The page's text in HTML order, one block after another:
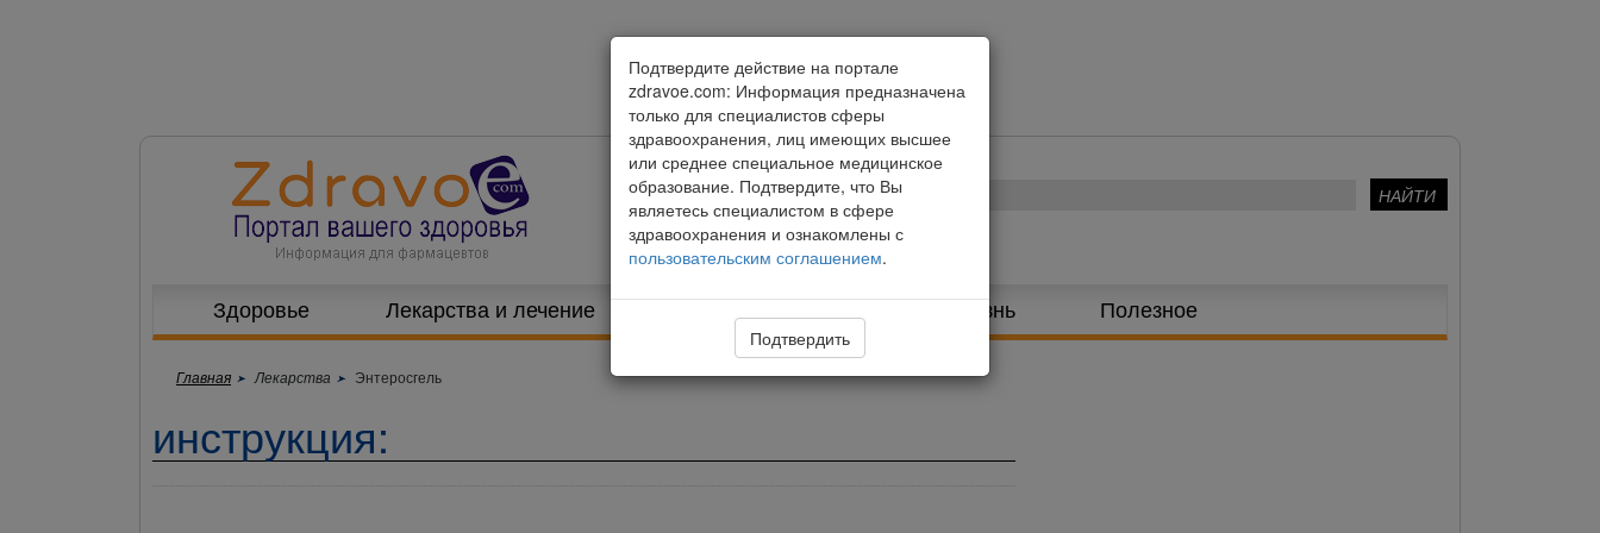
Здоровье Лекарства и лечение Питание и диета Здоровая жизнь Полезное
Главная Лекарства Энтеросгель
инструкция:
Подтвердите действие на портале
zdravoe.com: Информация предназначена
только для специалистов сферы
здравоохранения, лиц имеющих высшее
или среднее специальное медицинское
образование. Подтвердите, что Вы
являетесь специалистом в сфере
здравоохранения и ознакомлены с
пользовательским соглашением.
Подтвердить